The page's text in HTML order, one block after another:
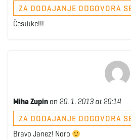
ZA DODAJANJE ODGOVORA
Čestitke!!!
Miha Zupin on 20. 1. 2013 at 20:14
ZA DODAJANJE ODGOVORA
Bravo Janez! Noro